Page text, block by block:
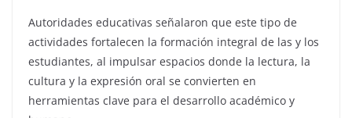
Autoridades educativas señalaron que este tipo de
actividades fortalecen la formación integral de las y los
estudiantes, al impulsar espacios donde la lectura, la
cultura y la expresión oral se convierten en
herramientas clave para el desarrollo académico y